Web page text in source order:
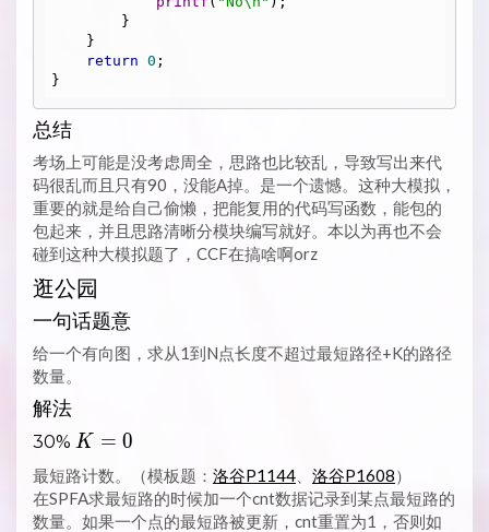
return 0 ;
总结
考场上可能是没考虑周全，思路也比较乱，导致写出来代
码很乱而且只有90，没能A掉。是一个遗憾。这种大模拟，
重要的就是给自己偷懒，把能复用的代码写函数，能包的
包起来，并且思路清晰分模块编写就好。本以为再也不会
碰到这种大模拟题了，CCF在搞啥啊orz
逛公园
一句话题意
给一个有向图，求从1到N点长度不超过最短路径+K的路径
数量。
解法
30% K
=
0
K = 0
最短路计数。（模板题： 洛谷P1144 洛谷P1608）
在SPFA求最短路的时候加一个cnt数据记录到某点最短路的
数量。如果一个点的最短路被更新，cnt重置为1，否则如